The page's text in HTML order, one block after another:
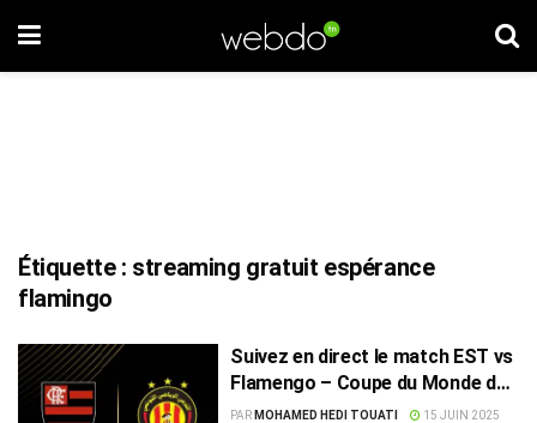
Étiquette : streaming gratuit espérance
flamingo
Suivez en direct le match EST vs
Flamengo – Coupe du Monde des
Clubs 2025
PAR MOHAMED HEDI TOUATI 15 JUIN 2025